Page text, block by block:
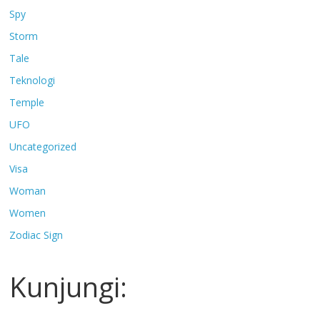
Spy
Storm
Tale
Teknologi
Temple
UFO
Uncategorized
Visa
Woman
Women
Zodiac Sign
Kunjungi: